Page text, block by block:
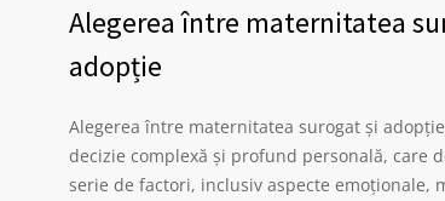
Alegerea între maternitatea
adopție
Alegerea între maternitatea surogat și
decizie complexă și profund personală, care
serie de factori, inclusiv aspecte emoționale,